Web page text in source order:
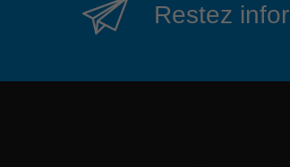
Restez